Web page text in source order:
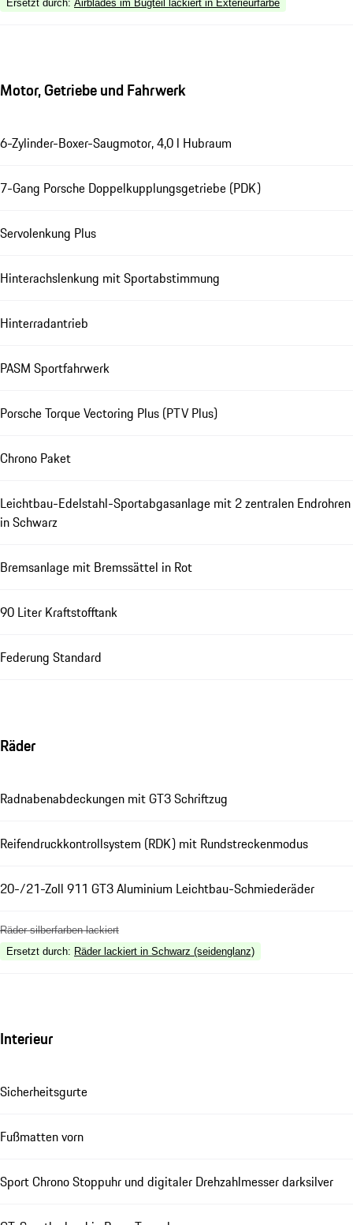
Ersetzt durch: Airblades im Bugteil lackiert in Exterieurfarbe
Motor, Getriebe und Fahrwerk
6-Zylinder-Boxer-Saugmotor, 4,0 l Hubraum
7-Gang Porsche Doppelkupplungsgetriebe (PDK)
Servolenkung Plus
Hinterachslenkung mit Sportabstimmung
Hinterradantrieb
PASM Sportfahrwerk
Porsche Torque Vectoring Plus (PTV Plus)
Chrono Paket
Leichtbau-Edelstahl-Sportabgasanlage mit 2 zentralen Endrohren
in Schwarz
Bremsanlage mit Bremssättel in Rot
90 Liter Kraftstofftank
Federung Standard
Räder
Radnabenabdeckungen mit GT3 Schriftzug
Reifendruckkontrollsystem (RDK) mit Rundstreckenmodus
20-/21-Zoll 911 GT3 Aluminium Leichtbau-Schmiederäder
Räder silberfarben lackiert
Ersetzt durch: Räder lackiert in Schwarz (seidenglanz)
Interieur
Sicherheitsgurte
Fußmatten vorn
Sport Chrono Stoppuhr und digitaler Drehzahlmesser darksilver